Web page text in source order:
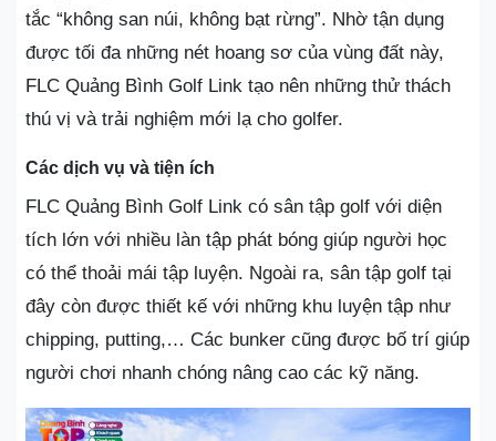
tắc “không san núi, không bạt rừng”. Nhờ tận dụng
được tối đa những nét hoang sơ của vùng đất này,
FLC Quảng Bình Golf Link tạo nên những thử thách
thú vị và trải nghiệm mới lạ cho golfer.
Các dịch vụ và tiện ích
FLC Quảng Bình Golf Link có sân tập golf với diện
tích lớn với nhiều làn tập phát bóng giúp người học
có thể thoải mái tập luyện. Ngoài ra, sân tập golf tại
đây còn được thiết kế với những khu luyện tập như
chipping, putting,… Các bunker cũng được bố trí giúp
người chơi nhanh chóng nâng cao các kỹ năng.